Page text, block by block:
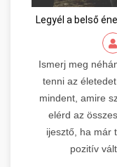
Legyél a belső
Ismerj meg
tenni az
mindent, amire
elérd az
ijesztő, ha már
pozitív